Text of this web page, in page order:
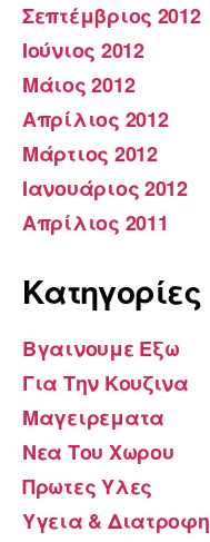
Σεπτέμβριος 2012
Ιούνιος 2012
Μάιος 2012
Απρίλιος 2012
Μάρτιος 2012
Ιανουάριος 2012
Απρίλιος 2011
Kατηγορίες
Βγαινουμε Εξω
Για Την Κουζινα
Μαγειρεματα
Νεα Του Χωρου
Πρωτες Υλες
Υγεια & Διατροφη